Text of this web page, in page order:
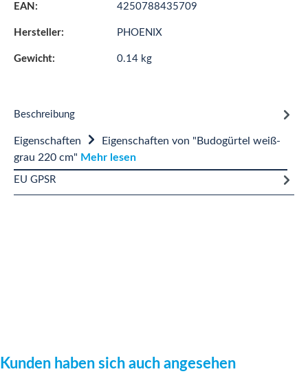
EAN: 4250788435709
Hersteller: PHOENIX
Gewicht: 0.14 kg
Beschreibung
Eigenschaften
Eigenschaften von "Budogürtel weiß-
grau 220 cm" Mehr lesen
EU GPSR
Produktgalerie überspringen
Kunden haben sich auch angesehen